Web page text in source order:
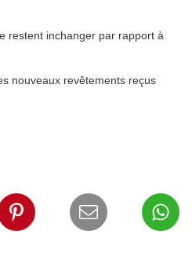
restent inchanger par rapport à
nouveaux revêtements reçus